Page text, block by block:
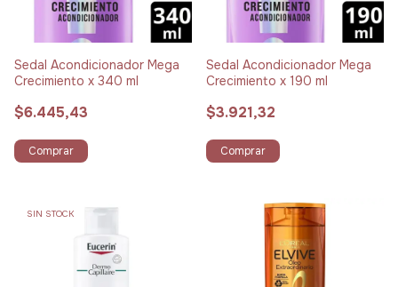
Sedal Acondicionador Mega
Crecimiento x 340 ml
$6.445,43
Comprar
Sedal Acondicionador Mega
Crecimiento x 190 ml
$3.921,32
Comprar
SIN STOCK